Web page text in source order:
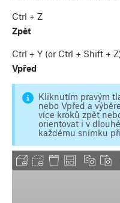
Ctrl + Z
Zpět
Ctrl + Y (or Ctrl + Shift + Z
Vpřed
Kliknutím pravým
nebo Vpřed a
více kroků zpět
orientovat i v
každému snímku